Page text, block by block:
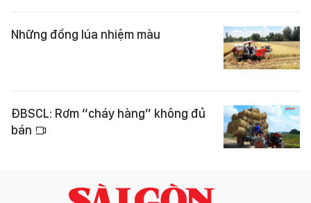
Những đồng lúa nhiệm màu
ĐBSCL: Rơm “cháy hàng” không đủ
bán